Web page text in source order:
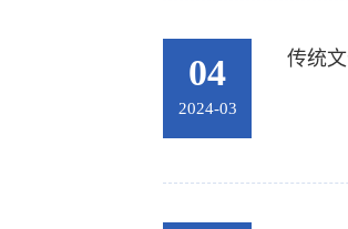
04
2024-03
传统